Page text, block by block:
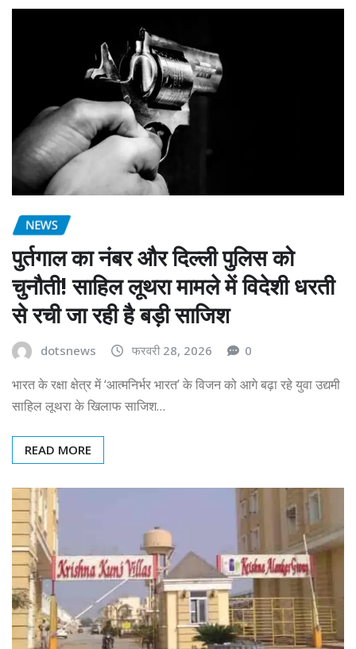
NEWS
पुर्तगाल का नंबर और दिल्ली पुलिस को
चुनौती! साहिल लूथरा मामले में विदेशी धरती
से रची जा रही है बड़ी साजिश
dotsnews फरवरी 28, 2026 0
भारत के रक्षा क्षेत्र में ‘आत्मनिर्भर भारत’ के विजन को आगे बढ़ा रहे युवा उद्यमी
साहिल लूथरा के खिलाफ साजिश…
READ MORE